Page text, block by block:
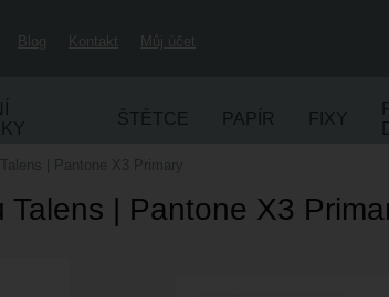
Blog Kontakt Můj účet
ŠTĚTCE PAPÍR FIXY
| Pantone X3 Primary
Talens | Pantone X3